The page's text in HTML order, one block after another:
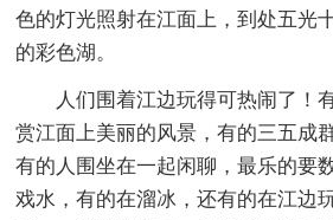
色的灯光照射在江面上，到处五光
的彩色湖。
人们围着江边玩得可热闹了！
赏江面上美丽的风景，有的三五成
有的人围坐在一起闲聊，最乐的要
戏水，有的在溜冰，还有的在江边